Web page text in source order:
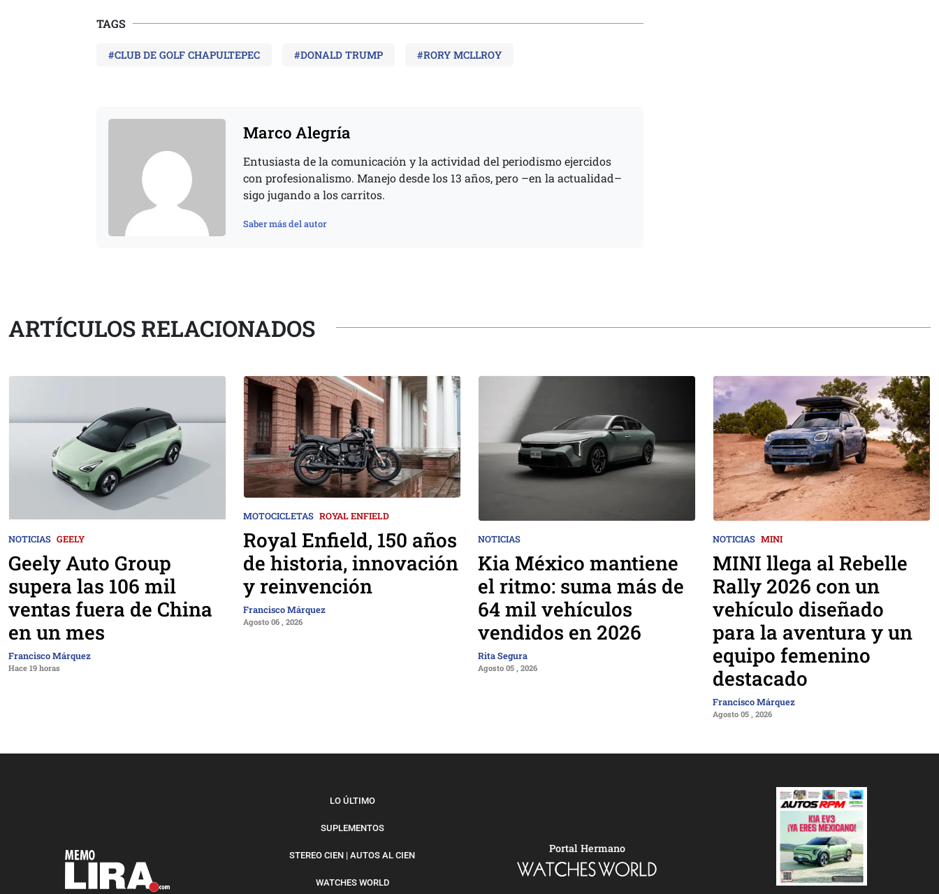
TAGS
#CLUB DE GOLF CHAPULTEPEC #DONALD TRUMP #RORY MCLLROY
Marco Alegría
Entusiasta de la comunicación y la actividad del periodismo ejercidos
con profesionalismo. Manejo desde los 13 años, pero –en la actualidad–
sigo jugando a los carritos.
Saber más del autor
ARTÍCULOS RELACIONADOS
NOTICIAS GEELY
Geely Auto Group
supera las 106 mil
ventas fuera de China
en un mes
Francisco Márquez
Hace 19 horas
MOTOCICLETAS ROYAL ENFIELD
Royal Enfield, 150 años
de historia, innovación
y reinvención
Francisco Márquez
Agosto 06 , 2026
NOTICIAS
Kia México mantiene
el ritmo: suma más de
64 mil vehículos
vendidos en 2026
Rita Segura
Agosto 05 , 2026
NOTICIAS MINI
MINI llega al Rebelle
Rally 2026 con un
vehículo diseñado
para la aventura y un
equipo femenino
destacado
Francisco Márquez
Agosto 05 , 2026
LO ÚLTIMO
SUPLEMENTOS
STEREO CIEN | AUTOS AL CIEN
WATCHES WORLD
Portal Hermano